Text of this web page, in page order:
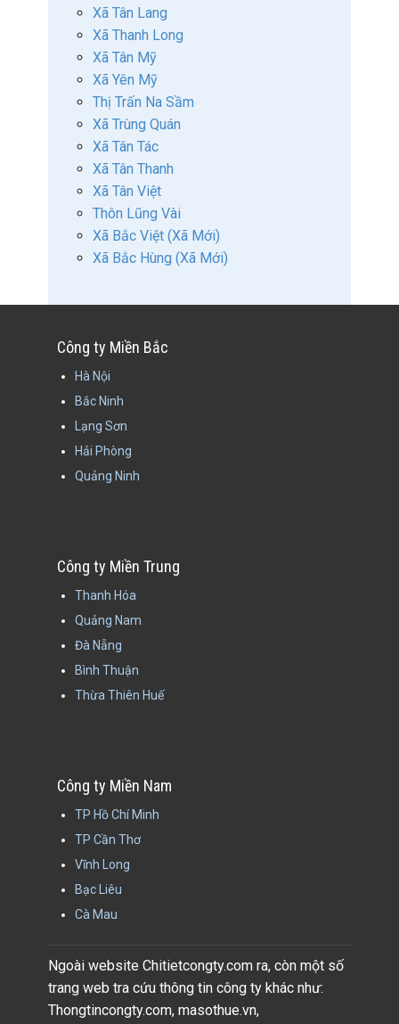
Xã Tân Lang
Xã Thanh Long
Xã Tân Mỹ
Xã Yên Mỹ
Thị Trấn Na Sầm
Xã Trùng Quán
Xã Tân Tác
Xã Tân Thanh
Xã Tân Việt
Thôn Lũng Vài
Xã Bắc Việt (Xã Mới)
Xã Bắc Hùng (Xã Mới)
Công ty Miền Bắc
Hà Nội
Bắc Ninh
Lạng Sơn
Hải Phòng
Quảng Ninh
Công ty Miền Trung
Thanh Hóa
Quảng Nam
Đà Nẵng
Bình Thuận
Thừa Thiên Huế
Công ty Miền Nam
TP Hồ Chí Minh
TP Cần Thơ
Vĩnh Long
Bạc Liêu
Cà Mau
Ngoài website Chitietcongty.com ra, còn một số
trang web tra cứu thông tin công ty khác như:
Thongtincongty.com, masothue.vn,